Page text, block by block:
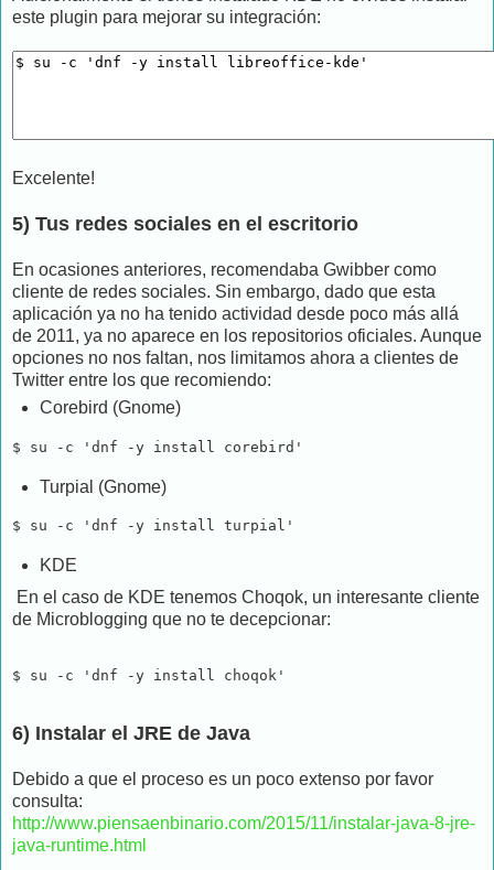
este plugin para mejorar su integración:
Excelente!
5) Tus redes sociales en el escritorio
En ocasiones anteriores, recomendaba Gwibber como
cliente de redes sociales. Sin embargo, dado que esta
aplicación ya no ha tenido actividad desde poco más allá
de 2011, ya no aparece en los repositorios oficiales. Aunque
opciones no nos faltan, nos limitamos ahora a clientes de
Twitter entre los que recomiendo:
Corebird (Gnome)
$ su -c 'dnf -y install corebird'
Turpial (Gnome)
$ su -c 'dnf -y install turpial'
KDE
En el caso de KDE tenemos Choqok, un interesante cliente
de Microblogging que no te decepcionar:
$ su -c 'dnf -y install choqok'
6) Instalar el JRE de Java
Debido a que el proceso es un poco extenso por favor
consulta:
http://www.piensaenbinario.com/2015/11/instalar-java-8-jre-
java-runtime.html